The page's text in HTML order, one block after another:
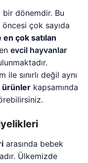
dönemdir. Bu
çok sayıda
çok satılan
evcil hayvanlar
sınırlı değil aynı
ürünler kapsamında
arasında bebek
Ülkemizde